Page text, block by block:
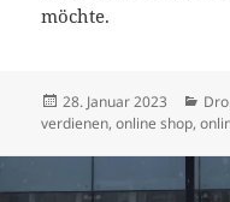
möchte.
Veröffentlicht
am
28. Januar 2023
verdienen,online shop,